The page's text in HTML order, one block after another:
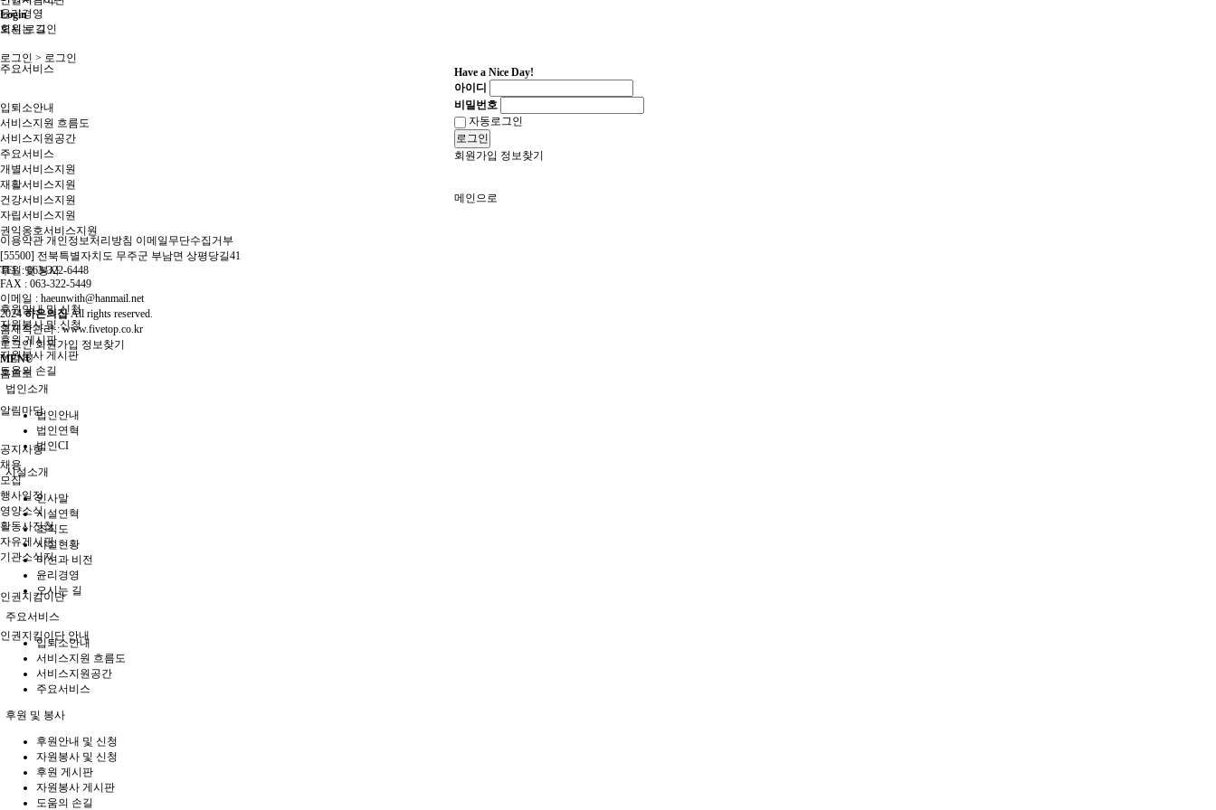
윤리경영
오시는 길
주요서비스
입퇴소안내
서비스지원 흐름도
서비스지원공간
주요서비스
개별서비스지원
재활서비스지원
건강서비스지원
자립서비스지원
권익옹호서비스지원
후원 및 봉사
후원안내 및 신청
자원봉사 및 신청
후원 게시판
자원봉사 게시판
도움의 손길
알림마당
공지사항
채용
모집
행사일정
영양소식
활동사진첩
자유게시판
기관소식지
인권지킴이단
인권지킴이단 안내
Login
회원 로그인
로그인 > 로그인
Have a Nice Day!
아이디
비밀번호
자동로그인
로그인
회원가입 정보찾기
메인으로
이용약관 개인정보처리방침 이메일무단수집거부
[55500] 전북특별자치도 무주군 부남면 상평당길41
TEL : 063-322-6448
FAX : 063-322-5449
이메일 : haeunwith@hanmail.net
2024하은의집All rights reserved.
홈제작관리 :www.fivetop.co.kr
로그인 회원가입 정보찾기
MENU
홈으로
법인소개
법인안내
법인연혁
법인CI
시설소개
인사말
시설연혁
조직도
시설현황
미션과 비전
윤리경영
오시는 길
주요서비스
입퇴소안내
서비스지원 흐름도
서비스지원공간
주요서비스
후원 및 봉사
후원안내 및 신청
자원봉사 및 신청
후원 게시판
자원봉사 게시판
도움의 손길